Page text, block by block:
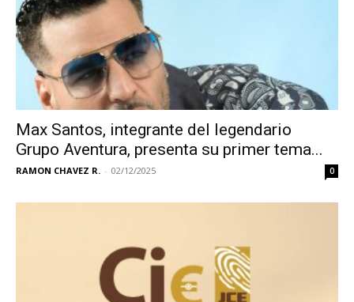
Max Santos, integrante del legendario
Grupo Aventura, presenta su primer tema...
RAMON CHAVEZ R. - 02/12/2025 0